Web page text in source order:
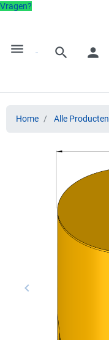
Vragen?
menu search person
Home Alle Producten
Vorige
keyboard_arrow_left